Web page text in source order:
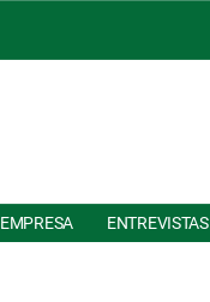
EMPRESA ENTREVISTAS